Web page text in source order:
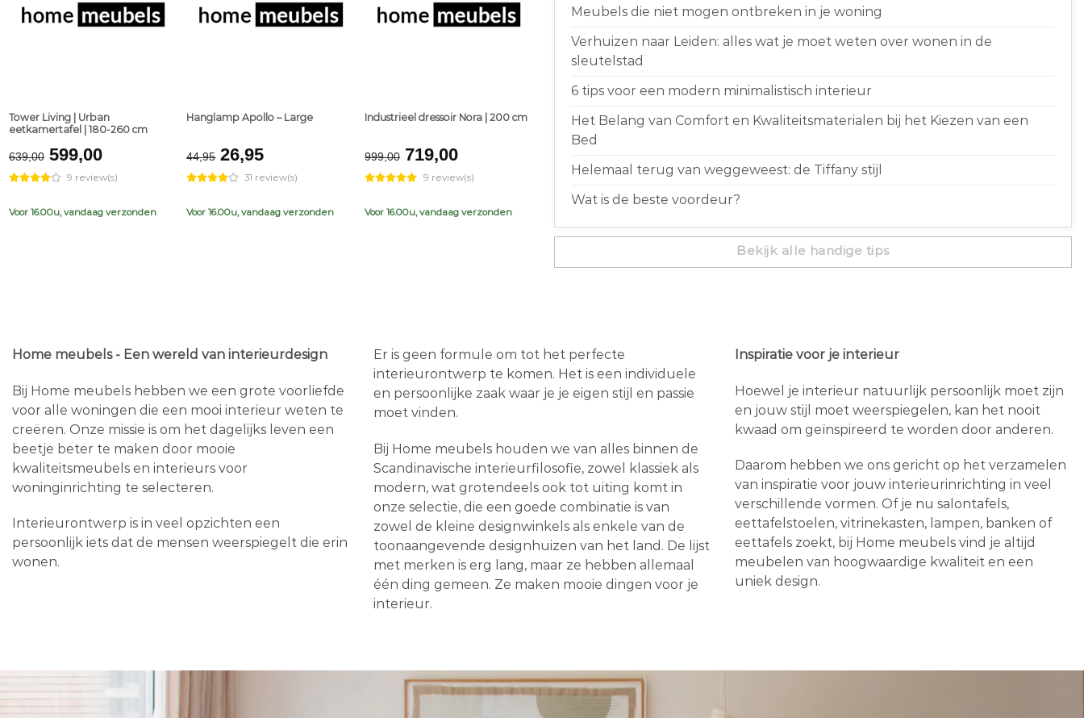
Tower Living | Urban
eetkamertafel | 180-260 cm
639,00 Original
price
was:
€639,00.
599,00Current
price
is:
€599,00.
9 review(s)
Voor 16.00u, vandaag verzonden
Hanglamp Apollo – Large
44,95 Original
price
was:
€44,95.
26,95Current
price
is:
€26,95.
31 review(s)
Voor 16.00u, vandaag verzonden
Industrieel dressoir Nora | 200 cm
999,00 Original
price
was:
€999,00.
719,00Current
price
is:
€719,00.
9 review(s)
Voor 16.00u, vandaag verzonden
Meubels die niet mogen ontbreken in je woning
Verhuizen naar Leiden: alles wat je moet weten over wonen in de
sleutelstad
6 tips voor een modern minimalistisch interieur
Het Belang van Comfort en Kwaliteitsmaterialen bij het Kiezen van een
Bed
Helemaal terug van weggeweest: de Tiffany stijl
Wat is de beste voordeur?
Bekijk alle handige tips
Home meubels - Een wereld van interieurdesign
Bij Home meubels hebben we een grote voorliefde
voor alle woningen die een mooi interieur weten te
creëren. Onze missie is om het dagelijks leven een
beetje beter te maken door mooie
kwaliteitsmeubels en interieurs voor
woninginrichting te selecteren.
Interieurontwerp is in veel opzichten een
persoonlijk iets dat de mensen weerspiegelt die erin
wonen.
Er is geen formule om tot het perfecte
interieurontwerp te komen. Het is een individuele
en persoonlijke zaak waar je je eigen stijl en passie
moet vinden.
Bij Home meubels houden we van alles binnen de
Scandinavische interieurfilosofie, zowel klassiek als
modern, wat grotendeels ook tot uiting komt in
onze selectie, die een goede combinatie is van
zowel de kleine designwinkels als enkele van de
toonaangevende designhuizen van het land. De lijst
met merken is erg lang, maar ze hebben allemaal
één ding gemeen. Ze maken mooie dingen voor je
interieur.
Inspiratie voor je interieur
Hoewel je interieur natuurlijk persoonlijk moet zijn
en jouw stijl moet weerspiegelen, kan het nooit
kwaad om geïnspireerd te worden door anderen.
Daarom hebben we ons gericht op het verzamelen
van inspiratie voor jouw interieurinrichting in veel
verschillende vormen. Of je nu salontafels,
eettafelstoelen, vitrinekasten, lampen, banken of
eettafels zoekt, bij Home meubels vind je altijd
meubelen van hoogwaardige kwaliteit en een
uniek design.